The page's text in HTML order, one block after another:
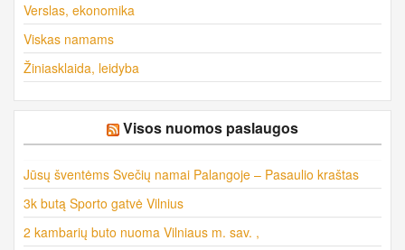
Verslas, ekonomika
Viskas namams
Žiniasklaida, leidyba
Visos nuomos paslaugos
Jūsų šventėms Svečių namai Palangoje – Pasaulio kraštas
3k butą Sporto gatvė Vilnius
2 kambarių buto nuoma Vilniaus m. sav. ,